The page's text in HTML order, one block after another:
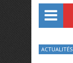
ACTUALITÉS